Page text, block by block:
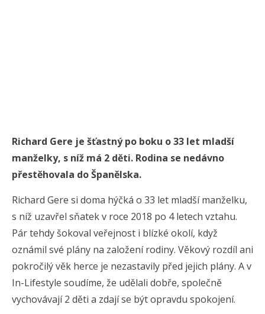
Richard Gere je šťastný po boku o 33 let mladší
manželky, s níž má 2 děti. Rodina se nedávno
přestěhovala do Španělska.
Richard Gere si doma hýčká o 33 let mladší manželku,
s níž uzavřel sňatek v roce 2018 po 4 letech vztahu.
Pár tehdy šokoval veřejnost i blízké okolí, když
oznámil své plány na založení rodiny. Věkový rozdíl ani
pokročilý věk herce je nezastavily před jejich plány. A v
In-Lifestyle soudíme, že udělali dobře, společně
vychovávají 2 děti a zdají se být opravdu spokojení.